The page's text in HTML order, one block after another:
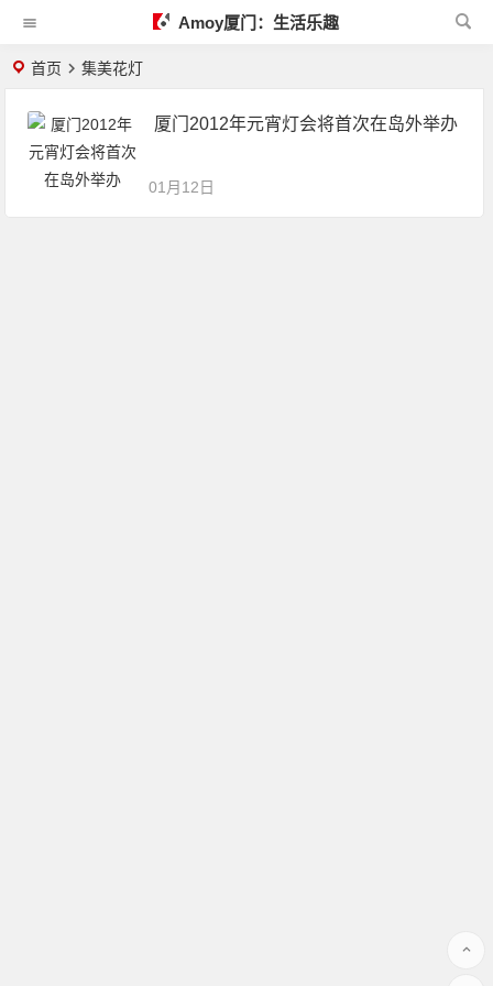
Amoy厦门：生活乐趣
首页 集美花灯
厦门2012年元宵灯会将首次在岛外举办
01月12日